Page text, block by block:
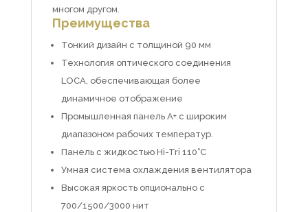
многом другом.
Преимущества
Тонкий дизайн с толщиной 90 мм
Технология оптического соединения
LOCA, обеспечивающая более
динамичное отображение
Промышленная панель A+ с широким
диапазоном рабочих температур.
Панель с жидкостью Hi-Tri 110°C
Умная система охлаждения вентилятора
Высокая яркость опционально с
700/1500/3000 нит